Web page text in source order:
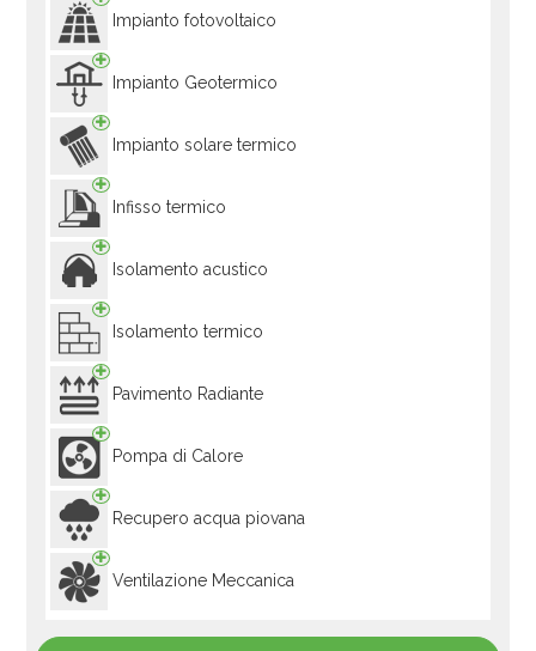
Impianto fotovoltaico
Impianto Geotermico
Impianto solare termico
Infisso termico
Isolamento acustico
Isolamento termico
Pavimento Radiante
Pompa di Calore
Recupero acqua piovana
Ventilazione Meccanica